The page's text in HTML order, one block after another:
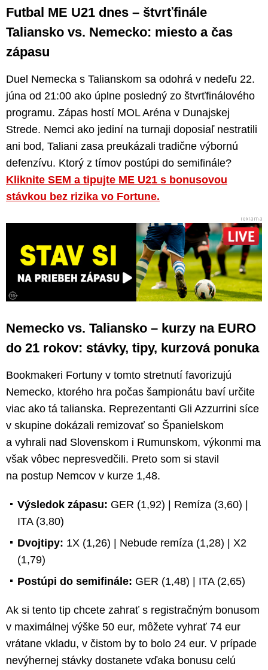
Futbal ME U21 dnes – štvrťfinále
Taliansko vs. Nemecko: miesto a čas
zápasu
Duel Nemecka s Talianskom sa odohrá v nedeľu 22.
júna od 21:00 ako úplne posledný zo štvrťfinálového
programu. Zápas hostí MOL Aréna v Dunajskej
Strede. Nemci ako jediní na turnaji doposiaľ nestratili
ani bod, Taliani zasa preukázali tradične výbornú
defenzívu. Ktorý z tímov postúpi do semifinále?
Kliknite SEM a tipujte ME U21 s bonusovou
stávkou bez rizika vo Fortune.
Nemecko vs. Taliansko – kurzy na EURO
do 21 rokov: stávky, tipy, kurzová ponuka
Bookmakeri Fortuny v tomto stretnutí favorizujú
Nemecko, ktorého hra počas šampionátu baví určite
viac ako tá talianska. Reprezentanti Gli Azzurrini síce
v skupine dokázali remizovať so Španielskom
a vyhrali nad Slovenskom i Rumunskom, výkonmi ma
však vôbec nepresvedčili. Preto som si stavil
na postup Nemcov v kurze 1,48.
Výsledok zápasu: GER (1,92) | Remíza (3,60) |
ITA (3,80)
Dvojtipy: 1X (1,26) | Nebude remíza (1,28) | X2
(1,79)
Postúpi do semifinále: GER (1,48) | ITA (2,65)
Ak si tento tip chcete zahrať s registračným bonusom
v maximálnej výške 50 eur, môžete vyhrať 74 eur
vrátane vkladu, v čistom by to bolo 24 eur. V prípade
nevýhernej stávky dostanete vďaka bonusu celú